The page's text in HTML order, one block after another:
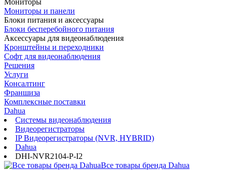
Мониторы
Мониторы и панели
Блоки питания и аксессуары
Блоки бесперебойного питания
Аксессуары для видеонаблюдения
Кронштейны и переходники
Софт для видеонаблюдения
Решения
Услуги
Консалтинг
Франшиза
Комплексные поставки
Dahua
Системы видеонаблюдения
Видеорегистраторы
IP Видеорегистраторы (NVR, HYBRID)
Dahua
DHI-NVR2104-P-I2
Все товары бренда Dahua